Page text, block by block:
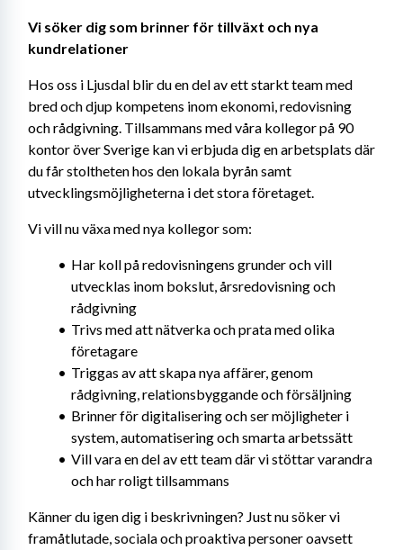
Vi söker dig som brinner för tillväxt och nya
kundrelationer
Hos oss i Ljusdal blir du en del av ett starkt team med
bred och djup kompetens inom ekonomi, redovisning
och rådgivning. Tillsammans med våra kollegor på 90
kontor över Sverige kan vi erbjuda dig en arbetsplats där
du får stoltheten hos den lokala byrån samt
utvecklingsmöjligheterna i det stora företaget.
Vi vill nu växa med nya kollegor som:
Har koll på redovisningens grunder och vill
utvecklas inom bokslut, årsredovisning och
rådgivning
Trivs med att nätverka och prata med olika
företagare
Triggas av att skapa nya affärer, genom
rådgivning, relationsbyggande och försäljning
Brinner för digitalisering och ser möjligheter i
system, automatisering och smarta arbetssätt
Vill vara en del av ett team där vi stöttar varandra
och har roligt tillsammans
Känner du igen dig i beskrivningen? Just nu söker vi
framåtlutade, sociala och proaktiva personer oavsett